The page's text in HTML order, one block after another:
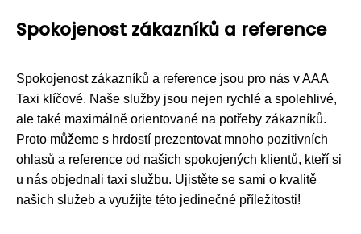
Spokojenost zákazníků a reference
Spokojenost zákazníků a reference jsou pro nás v AAA
Taxi klíčové. Naše služby jsou nejen rychlé a spolehlivé,
ale také maximálně orientované na potřeby zákazníků.
Proto můžeme s hrdostí prezentovat mnoho pozitivních
ohlasů a reference od našich spokojených klientů, kteří si
u nás objednali taxi službu. Ujistěte se sami o kvalitě
našich služeb a využijte této jedinečné příležitosti!